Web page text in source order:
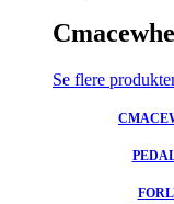
Se flere